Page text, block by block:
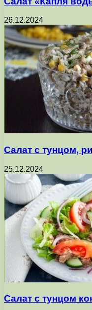
26.12.2024
Салат с тунцом,
25.12.2024
Салат с тунцом